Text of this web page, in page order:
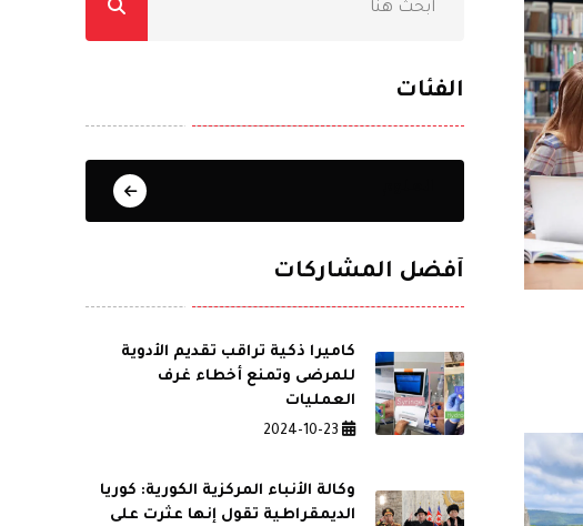
الفئات
أفضل المشاركات
كاميرا ذكية تراقب تقديم الأدوية
للمرضى وتمنع أخطاء غرف
العمليات
وكالة الأنباء المركزية الكورية: كوريا
الديمقراطية تقول إنها عثرت على